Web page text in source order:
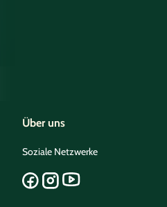
Über uns
Soziale Netzwerke